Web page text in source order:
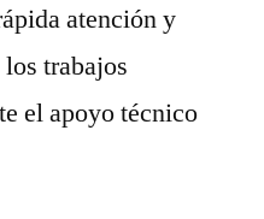
atención y
trabajos
el apoyo técnico